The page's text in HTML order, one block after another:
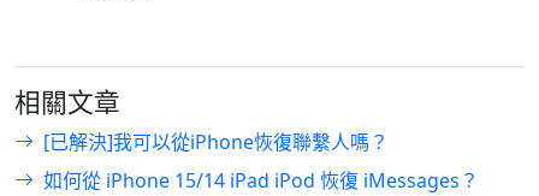
相關文章
[已解決]我可以從iPhone恢復聯繫人嗎？
如何從 iPhone 15/14 iPad iPod 恢復 iMessages？